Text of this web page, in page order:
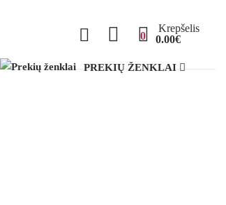
0 0.00€
Krepšelis
PREKIŲ ŽENKLAI